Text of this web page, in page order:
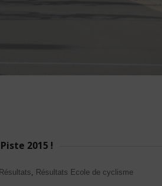
2015 !
Résultats, Résultats Ecole de cyclisme